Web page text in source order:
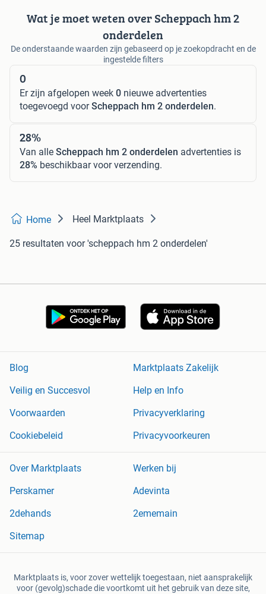
Wat je moet weten over Scheppach hm 2
onderdelen
De onderstaande waarden zijn gebaseerd op je zoekopdracht en de
ingestelde filters
0
Er zijn afgelopen week 0 nieuwe advertenties
toegevoegd voorScheppach hm 2 onderdelen.
28%
Van alle Scheppach hm 2 onderdelen advertenties is
28% beschikbaar voor verzending.
Home Heel Marktplaats
25 resultaten voor 'scheppach hm 2 onderdelen'
Blog
Marktplaats Zakelijk
Veilig en Succesvol
Help en Info
Voorwaarden
Privacyverklaring
Cookiebeleid
Privacyvoorkeuren
Over Marktplaats
Werken bij
Perskamer
Adevinta
2dehands
2ememain
Sitemap
Marktplaats is, voor zover wettelijk toegestaan, niet aansprakelijk
voor (gevolg)schade die voortkomt uit het gebruik van deze site,